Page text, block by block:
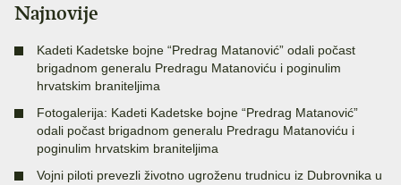
Najnovije
Kadeti Kadetske bojne “Predrag Matanović” odali počast
brigadnom generalu Predragu Matanoviću i poginulim
hrvatskim braniteljima
Fotogalerija: Kadeti Kadetske bojne “Predrag Matanović”
odali počast brigadnom generalu Predragu Matanoviću i
poginulim hrvatskim braniteljima
Vojni piloti prevezli životno ugroženu trudnicu iz Dubrovnika u